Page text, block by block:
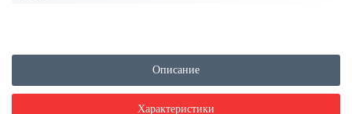
Описание
Характеристики